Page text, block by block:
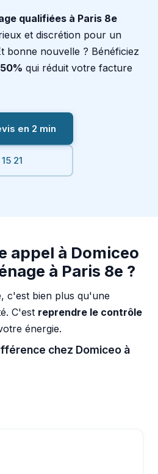
qualifiées à Paris 8e
et discrétion pour un
bonne nouvelle ? Bénéficiez
qui réduit votre facture
en 2 min
21
appel à Domiceo
à Paris 8e ?
c'est bien plus qu'une
C'est reprendre le contrôle
énergie.
chez Domiceo à